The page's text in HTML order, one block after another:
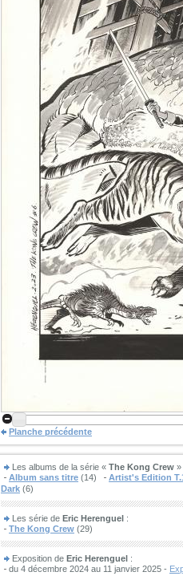
Planche précédente
Les albums de la série « The Kong Crew »
Album sans titre (14)
Artist's Edition
Dark (6)
Les série de Eric Herenguel :
The Kong Crew (29)
Exposition de Eric Herenguel :
du 4 décembre 2024 au 11 janvier 2025 -